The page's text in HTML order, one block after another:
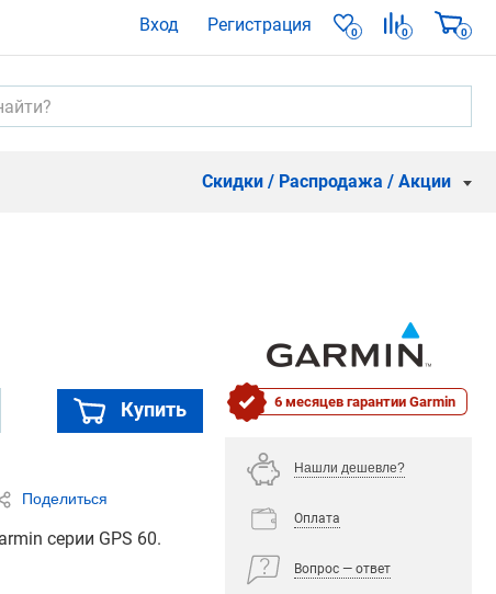
Вход Регистрация 0 0 0
Скидки / Распродажа / Акции
Купить
Поделиться
серии GPS 60.
6 месяцев гарантии Garmin
Нашли дешевле?
Оплата
Вопрос — ответ